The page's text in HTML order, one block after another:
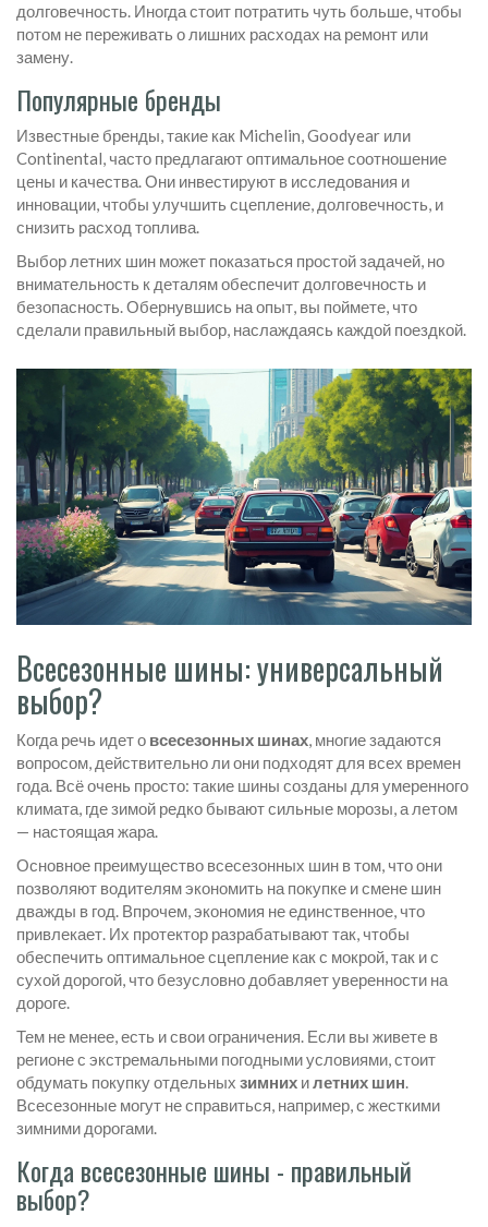
долговечность. Иногда стоит потратить чуть больше, чтобы
потом не переживать о лишних расходах на ремонт или
замену.
Популярные бренды
Известные бренды, такие как Michelin, Goodyear или
Continental, часто предлагают оптимальное соотношение
цены и качества. Они инвестируют в исследования и
инновации, чтобы улучшить сцепление, долговечность, и
снизить расход топлива.
Выбор летних шин может показаться простой задачей, но
внимательность к деталям обеспечит долговечность и
безопасность. Обернувшись на опыт, вы поймете, что
сделали правильный выбор, наслаждаясь каждой поездкой.
Всесезонные шины: универсальный
выбор?
Когда речь идет о всесезонных шинах, многие задаются
вопросом, действительно ли они подходят для всех времен
года. Всё очень просто: такие шины созданы для умеренного
климата, где зимой редко бывают сильные морозы, а летом
— настоящая жара.
Основное преимущество всесезонных шин в том, что они
позволяют водителям экономить на покупке и смене шин
дважды в год. Впрочем, экономия не единственное, что
привлекает. Их протектор разрабатывают так, чтобы
обеспечить оптимальное сцепление как с мокрой, так и с
сухой дорогой, что безусловно добавляет уверенности на
дороге.
Тем не менее, есть и свои ограничения. Если вы живете в
регионе с экстремальными погодными условиями, стоит
обдумать покупку отдельных зимних илетних шин.
Всесезонные могут не справиться, например, с жесткими
зимними дорогами.
Когда всесезонные шины - правильный
выбор?